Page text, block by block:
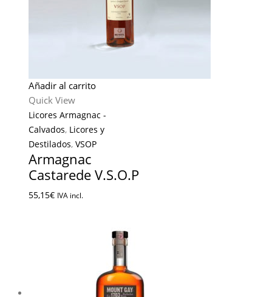
Añadir al carrito
Quick View
Licores Armagnac -
Calvados, Licores y
Destilados, VSOP
Armagnac
Castarede V.S.O.P
55,15€ IVA incl.